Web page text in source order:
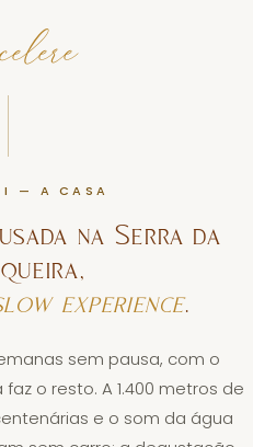
I — A CASA
na Serra da
experience.
sem pausa, com o
o resto. A 1.400 metros de
e o som da água